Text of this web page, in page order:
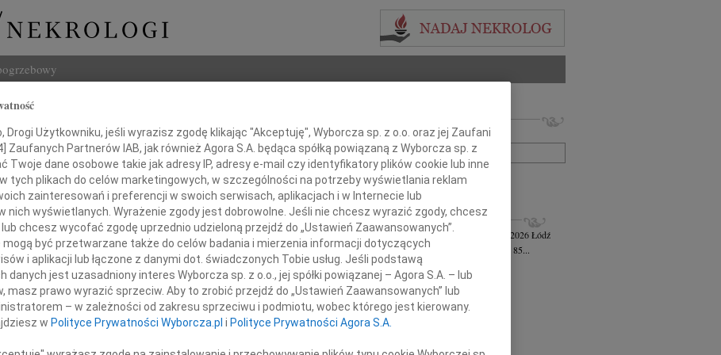
Żarnecki
Umarł
Żarnecki
Imię i nazwisko lub numer ogłoszenia:
+ szukanie zaawansowane
INNE NEKROLOGI
Czesława Jankiewicz-Ferszt wiek: 85 23.07.2026Łódź
Z głębokim żalem zawiadamiam, że w wieku 85...
Andrzej Szereda 14.07.2026
W dniu 8 lipca 2026 roku odszedł od nas...
Marek Styczyński
28.05.2026
Z głębokim smutkiem i żalem przyjęliśmy...
Bartosz Gwizdała
Dzisiaj mija dziesięć lat od dnia, kiedy...
Drogi Użytkowniku, jeśli wyrazisz zgodę klikając "Akceptuję", Wyborcza sp. z o.o. oraz jej Zaufani
] Zaufanych Partnerów IAB, jak również Agora S.A. będąca spółką powiązaną z Wyborcza sp. z
Twoje dane osobowe takie jak adresy IP, adresy e-mail czy identyfikatory plików cookie lub inne
tych plikach do celów marketingowych, w szczególności na potrzeby wyświetlania reklam
zainteresowań i preferencji w swoich serwisach, aplikacjach i w Internecie lub
nich wyświetlanych. Wyrażenie zgody jest dobrowolne. Jeśli nie chcesz wyrazić zgody, chcesz
chcesz wycofać zgodę uprzednio udzieloną przejdź do „Ustawień Zaawansowanych”.
mogą być przetwarzane także do celów badania i mierzenia informacji dotyczących
i aplikacji lub łączone z danymi dot. świadczonych Tobie usług. Jeśli podstawą
jest uzasadniony interes Wyborcza sp. z o.o., jej spółki powiązanej – Agora S.A. – lub
masz prawo wyrazić sprzeciw. Aby to zrobić przejdź do „Ustawień Zaawansowanych” lub
– w zależności od zakresu sprzeciwu i podmiotu, wobec którego jest kierowany.
w Polityce Prywatności Wyborcza.pl i Polityce Prywatności Agora S.A.